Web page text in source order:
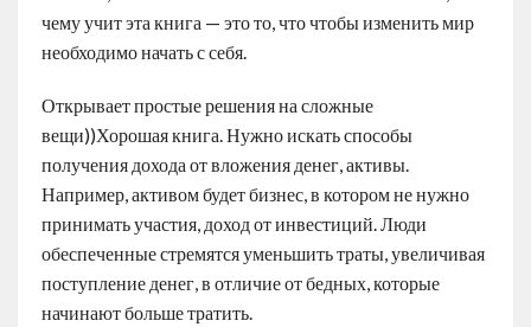
чему учит эта книга — это то, что чтобы изменить мир
необходимо начать с себя.
Открывает простые решения на сложные
вещи))Хорошая книга. Нужно искать способы
получения дохода от вложения денег, активы.
Например, активом будет бизнес, в котором не нужно
принимать участия, доход от инвестиций. Люди
обеспеченные стремятся уменьшить траты, увеличивая
поступление денег, в отличие от бедных, которые
начинают больше тратить.